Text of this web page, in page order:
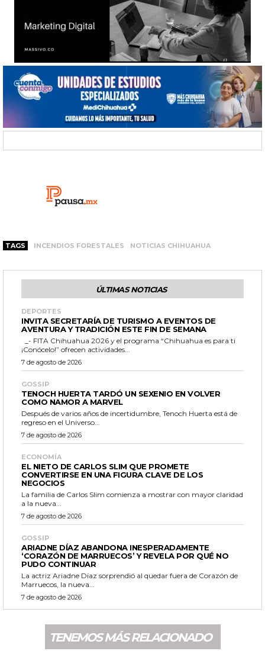
TAGS INCENDIOS FORESTALES NOTICIAS CHIHUAHUA
ÚLTIMAS NOTICIAS
DEPORTES
INVITA SECRETARÍA DE TURISMO A EVENTOS DE
AVENTURA Y TRADICIÓN ESTE FIN DE SEMANA
¡Conócelo!” ofrecen actividades...
7 de agosto de 2026
GOSSIP
TENOCH HUERTA TARDÓ UN SEXENIO EN VOLVER
COMO NAMOR A MARVEL
Después de varios años de incertidumbre, Tenoch Huerta está de
regreso en el Universo...
7 de agosto de 2026
ECONOMÍA
EL NIETO DE CARLOS SLIM QUE PROMETE
CONVERTIRSE EN UNA FIGURA CLAVE DE LOS
NEGOCIOS
La familia de Carlos Slim comienza a mostrar con mayor claridad
a la nueva...
7 de agosto de 2026
GOSSIP
ARIADNE DÍAZ ABANDONA INESPERADAMENTE
‘CORAZÓN DE MARRUECOS’ Y REVELA POR QUÉ NO
PUDO CONTINUAR
La actriz Ariadne Díaz sorprendió al quedar fuera de Corazón de
Marruecos, la nueva...
7 de agosto de 2026
TENEMOS MÁS RELACIONADO